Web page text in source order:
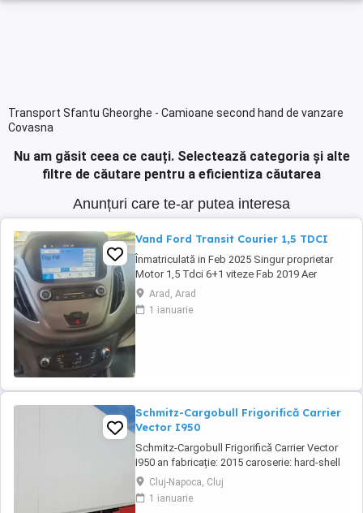
Transport Sfantu Gheorghe - Camioane second hand de vanzare
Covasna
Nu am găsit ceea ce cauți. Selectează categoria și alte
filtre de căutare pentru a eficientiza căutarea
Anunțuri care te-ar putea interesa
Vand Ford Transit Courier 1,5 TDCI
Înmatriculată in Feb 2025 Singur proprietar
Motor 1,5 Tdci 6+1 viteze Fab 2019 Aer
condiționat Senzor parcare fata
,spate,geamuri electrice,oglinzi electrice și
încălzite, Navigație, Tempomat Încălzire in
Arad, Arad
1 ianuarie
Schmitz-Cargobull Frigorifică Carrier
Vector I950
Schmitz-Cargobull Frigorifică Carrier Vector
I950 an fabricație: 2015 caroserie: hard-shell
Sistem frigorific Carrier Vector I950 Caroserie
izolată două axe liftante picioare paleți dublii
FRC valabil 2027 dublă temperatură panou
Cluj-Napoca, Cluj
1 ianuarie